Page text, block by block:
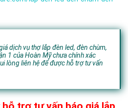
dịch vụ thợ lắp đèn led, đèn chùm,
1 của Hoàn Mỹ chưa chính xác
lòng liên hệ để được hỗ trợ tư vấn